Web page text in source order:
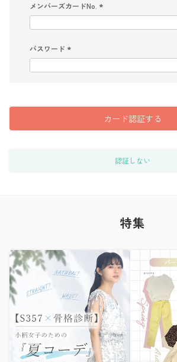
メンバーズカードNo.
(
パスワード
(
カード認証する
認証しない
特集